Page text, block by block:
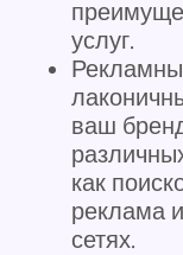
услуг.
ваш
как
реклама
сетях.